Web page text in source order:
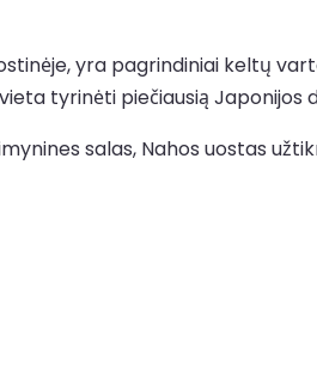
yra pagrindiniai keltų
tyrinėti piečiausią Japonijos
salas, Nahos uostas